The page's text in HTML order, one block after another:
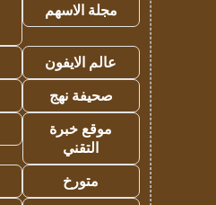
مجلة الاسهم
عالم الايفون
صحيفة نهج
موقع خبرة
التقني
متورخ